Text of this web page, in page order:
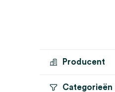
Producent
SERVOPRAX (1)
Categorieën